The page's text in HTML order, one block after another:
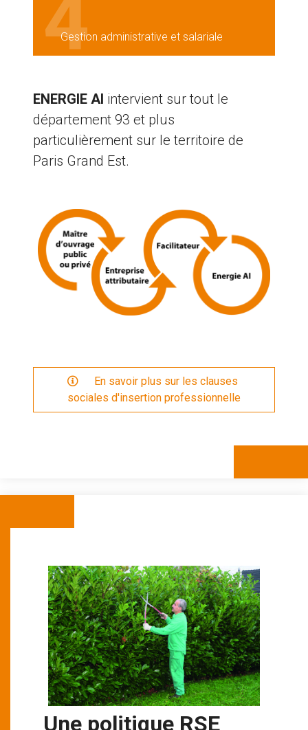
4
Gestion administrative et salariale
ENERGIE AI intervient sur tout le
département 93 et plus
particulièrement sur le territoire de
Paris Grand Est.
  En savoir plus sur les clauses
sociales d'insertion professionnelle
Une politique RSE